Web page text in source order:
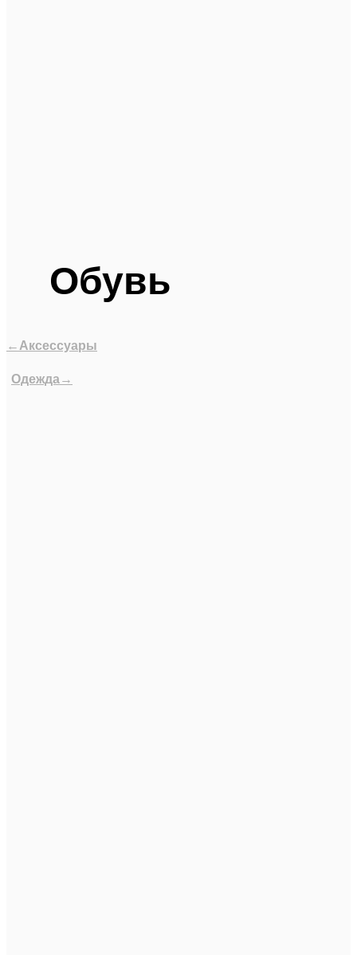
Обувь
←Аксессуары
Одежда→